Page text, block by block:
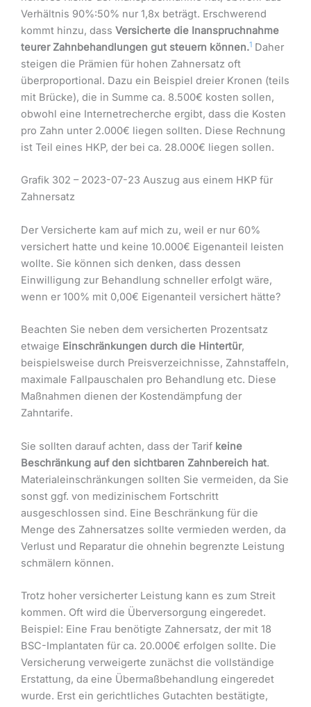
Verhältnis 90%:50% nur 1,8x beträgt. Erschwerend
kommt hinzu, dass Versicherte die Inanspruchnahme
teurer Zahnbehandlungen gut steuern können.1 Daher
steigen die Prämien für hohen Zahnersatz oft
überproportional. Dazu ein Beispiel dreier Kronen (teils
mit Brücke), die in Summe ca. 8.500€ kosten sollen,
obwohl eine Internetrecherche ergibt, dass die Kosten
pro Zahn unter 2.000€ liegen sollten. Diese Rechnung
ist Teil eines HKP, der bei ca. 28.000€ liegen sollen.
Grafik 302 – 2023-07-23 Auszug aus einem HKP für
Zahnersatz
Der Versicherte kam auf mich zu, weil er nur 60%
versichert hatte und keine 10.000€ Eigenanteil leisten
wollte. Sie können sich denken, dass dessen
Einwilligung zur Behandlung schneller erfolgt wäre,
wenn er 100% mit 0,00€ Eigenanteil versichert hätte?
Beachten Sie neben dem versicherten Prozentsatz
etwaige Einschränkungen durch die Hintertür,
beispielsweise durch Preisverzeichnisse, Zahnstaffeln,
maximale Fallpauschalen pro Behandlung etc. Diese
Maßnahmen dienen der Kostendämpfung der
Zahntarife.
Sie sollten darauf achten, dass der Tarif keine
Beschränkung auf den sichtbaren Zahnbereich hat.
Materialeinschränkungen sollten Sie vermeiden, da Sie
sonst ggf. von medizinischem Fortschritt
ausgeschlossen sind. Eine Beschränkung für die
Menge des Zahnersatzes sollte vermieden werden, da
Verlust und Reparatur die ohnehin begrenzte Leistung
schmälern können.
Trotz hoher versicherter Leistung kann es zum Streit
kommen. Oft wird die Überversorgung eingeredet.
Beispiel: Eine Frau benötigte Zahnersatz, der mit 18
BSC-Implantaten für ca. 20.000€ erfolgen sollte. Die
Versicherung verweigerte zunächst die vollständige
Erstattung, da eine Übermaßbehandlung eingeredet
wurde. Erst ein gerichtliches Gutachten bestätigte,